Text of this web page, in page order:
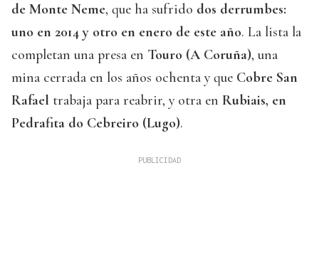
de Monte Neme, que ha sufrido dos derrumbes:
uno en 2014 y otro en enero de este año. La lista la
completan una presa en Touro (A Coruña), una
mina cerrada en los años ochenta y que Cobre San
Rafael trabaja para reabrir, y otra en Rubiais, en
Pedrafita do Cebreiro (Lugo).